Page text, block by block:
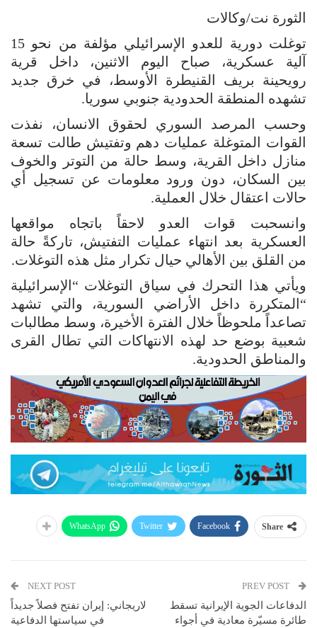
الثورة نت/وكالات
توغلت دورية للعدو الإسرائيلي مؤلفة من نحو 15
آلية عسكرية، صباح اليوم الاثنين، داخل قرية
رويحينة بريف القنيطرة الأوسط، في خرق جديد
تشهده المنطقة الحدودية جنوبي سوريا.
وحسب المرصد السوري لحقوق الانسان، نفذت
القوات المتوغلة عمليات دهم وتفتيش طالت تسعة
منازل داخل القرية، وسط حالة من التوتر والخوف
بين السكان، دون ورود معلومات عن تسجيل أي
حالات اعتقال خلال العملية.
وانسحبت قوات العدو لاحقاً باتجاه مواقعها
العسكرية بعد انتهاء عمليات التفتيش، تاركةً حالة
من القلق بين الأهالي حيال تكرار مثل هذه التوغلات.
ويأتي هذا التحرك في سياق التوغلات “الإسرائيلية
“المتكررة داخل الأراضي السورية، والتي تشهد
تصاعداً ملحوظاً خلال الفترة الأخيرة، وسط مطالبات
شعبية بوضع حد لهذه الانتهاكات التي تطال القرى
والمناطق الحدودية.
Share
Facebook
Twitter
WhatsApp
الدفاعات الجوية الإيرانية تسقط
طائرة مسيّرة معادية في أجواء
NEXT POST
لاريجاني: إيران تفتح فصلاً جديداً
في سياستها الدفاعية